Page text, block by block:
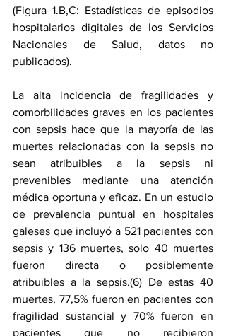
(Figura 1.B,C: Estadísticas de episodios
hospitalarios digitales de los Servicios
Nacionales de Salud, datos no
publicados).
La alta incidencia de fragilidades y
comorbilidades graves en los pacientes
con sepsis hace que la mayoría de las
muertes relacionadas con la sepsis no
sean atribuibles a la sepsis ni
prevenibles mediante una atención
médica oportuna y eficaz. En un estudio
de prevalencia puntual en hospitales
galeses que incluyó a 521 pacientes con
sepsis y 136 muertes, solo 40 muertes
fueron directa o posiblemente
atribuibles a la sepsis.(6) De estas 40
muertes, 77,5% fueron en pacientes con
fragilidad sustancial y 70% fueron en
pacientes que no recibieron